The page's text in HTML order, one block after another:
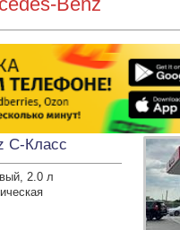
C-Класс
2.0 л